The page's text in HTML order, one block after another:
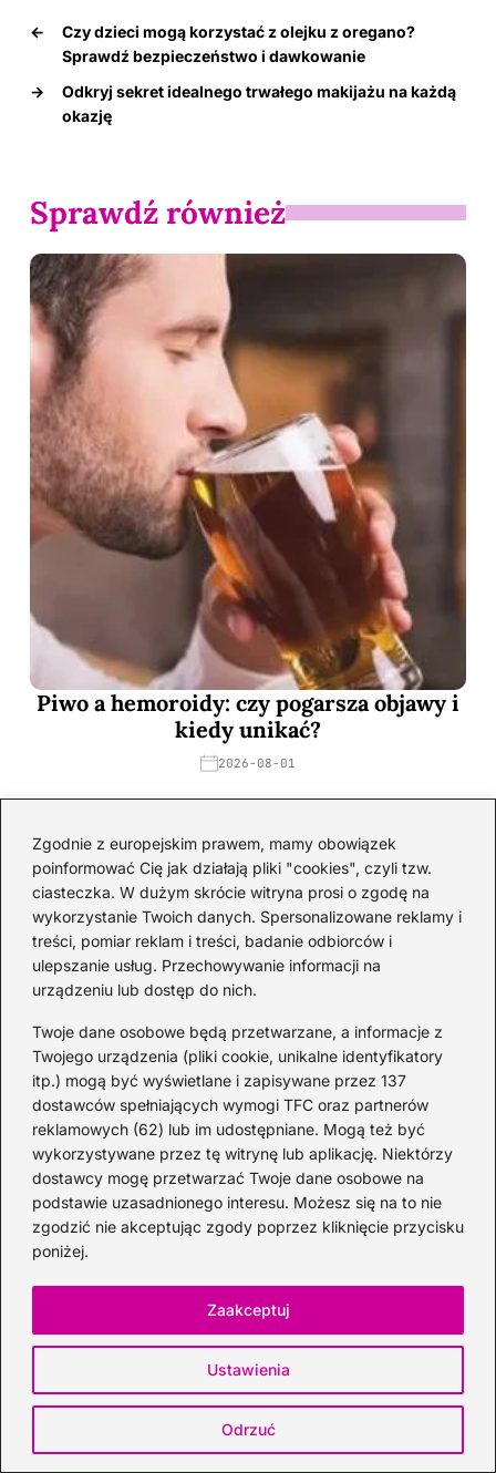
Zgodnie z europejskim prawem, mamy obowiązek
poinformować Cię jak działają pliki "cookies", czyli tzw.
ciasteczka. W dużym skrócie witryna prosi o zgodę na
wykorzystanie Twoich danych. Spersonalizowane reklamy i
treści, pomiar reklam i treści, badanie odbiorców i
ulepszanie usług. Przechowywanie informacji na
urządzeniu lub dostęp do nich.
Twoje dane osobowe będą przetwarzane, a informacje z
Twojego urządzenia (pliki cookie, unikalne identyfikatory
itp.) mogą być wyświetlane i zapisywane przez 137
dostawców spełniających wymogi TFC oraz partnerów
reklamowych (62) lub im udostępniane. Mogą też być
wykorzystywane przez tę witrynę lub aplikację. Niektórzy
dostawcy mogę przetwarzać Twoje dane osobowe na
podstawie uzasadnionego interesu. Możesz się na to nie
zgodzić nie akceptując zgody poprzez kliknięcie przycisku
poniżej.
Ustawienia
Odrzuć
Zaakceptuj
←
Czy dzieci mogą korzystać z olejku z oregano?
Sprawdź bezpieczeństwo i dawkowanie
→
Odkryj sekret idealnego trwałego makijażu na każdą
okazję
Sprawdź również
Piwo a hemoroidy: czy pogarsza objawy i
kiedy unikać?
2026-08-01
Gdzie na piwo w Toruniu? Odkryj
najlepsze miejsca z wyjątkowym piwem
2026-07-01